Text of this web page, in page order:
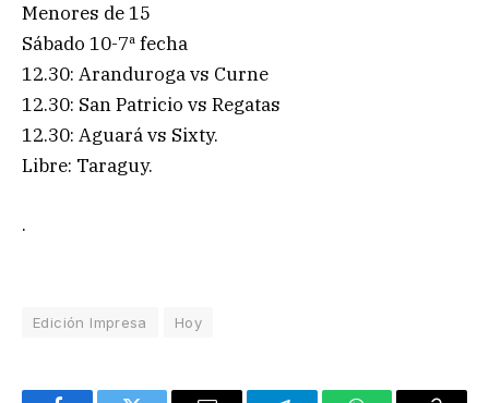
Menores de 15
Sábado 10-7ª fecha
12.30: Aranduroga vs Curne
12.30: San Patricio vs Regatas
12.30: Aguará vs Sixty.
Libre: Taraguy.
.
Edición Impresa Hoy